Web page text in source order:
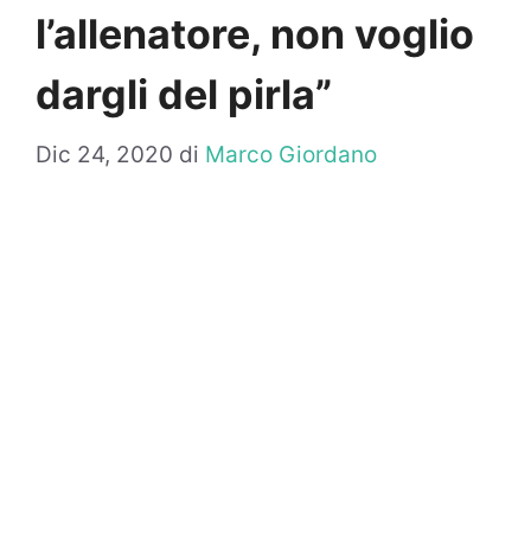
l’allenatore, non voglio
dargli del pirla”
Dic 24, 2020 di Marco Giordano